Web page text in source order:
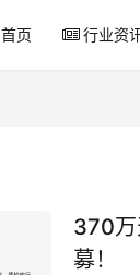
首页 行业资
370万
募！